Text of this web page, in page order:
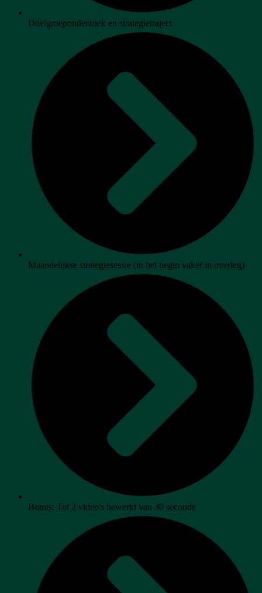
Doelgroeponderzoek en strategietraject
Maandelijkse strategiesessie (in het begin vaker in overleg)
Bonus: Tot 2 video's bewerkt van 30 seconde